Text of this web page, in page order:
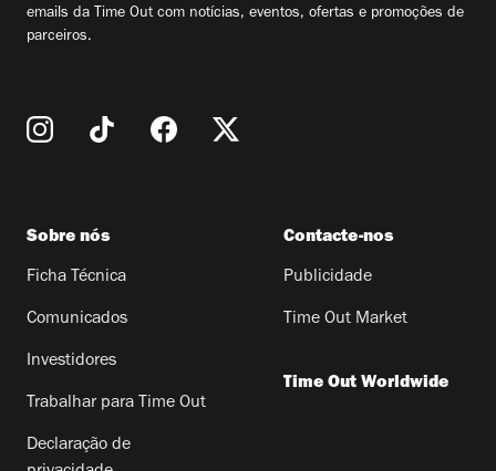
emails da Time Out com notícias, eventos, ofertas e promoções de
parceiros.
Sobre nós
Ficha Técnica
Comunicados
Investidores
Trabalhar para Time Out
Declaração de
Contacte-nos
Publicidade
Time Out Market
Time Out Worldwide